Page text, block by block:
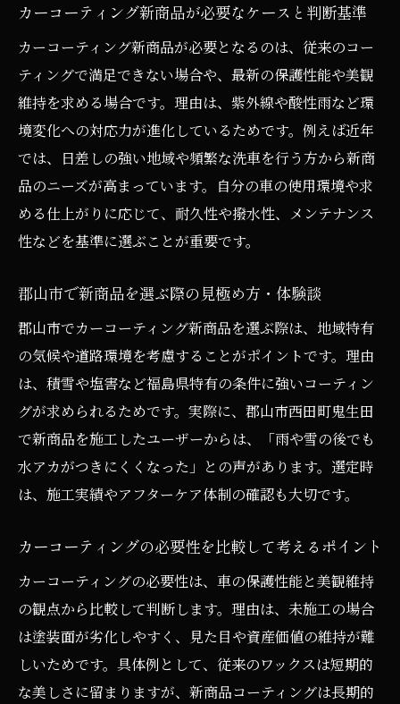
カーコーティング新商品が必要なケースと判断基準
カーコーティング新商品が必要となるのは、従来のコー
ティングで満足できない場合や、最新の保護性能や美観
維持を求める場合です。理由は、紫外線や酸性雨など環
境変化への対応力が進化しているためです。例えば近年
では、日差しの強い地域や頻繁な洗車を行う方から新商
品のニーズが高まっています。自分の車の使用環境や求
める仕上がりに応じて、耐久性や撥水性、メンテナンス
性などを基準に選ぶことが重要です。
郡山市で新商品を選ぶ際の見極め方・体験談
郡山市でカーコーティング新商品を選ぶ際は、地域特有
の気候や道路環境を考慮することがポイントです。理由
は、積雪や塩害など福島県特有の条件に強いコーティン
グが求められるためです。実際に、郡山市西田町鬼生田
で新商品を施工したユーザーからは、「雨や雪の後でも
水アカがつきにくくなった」との声があります。選定時
は、施工実績やアフターケア体制の確認も大切です。
カーコーティングの必要性を比較して考えるポイント
カーコーティングの必要性は、車の保護性能と美観維持
の観点から比較して判断します。理由は、未施工の場合
は塗装面が劣化しやすく、見た目や資産価値の維持が難
しいためです。具体例として、従来のワックスは短期的
な美しさに留まりますが、新商品コーティングは長期的